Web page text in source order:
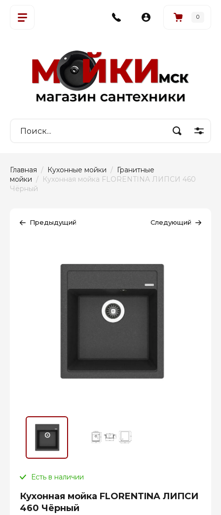
0
Главная / Кухонные мойки / Гранитные
мойки /  Кухонная мойка FLORENTINA ЛИПСИ 460
Чёрный
Предыдущий Следующий
Есть в наличии
Кухонная мойка FLORENTINA ЛИПСИ
460 Чёрный